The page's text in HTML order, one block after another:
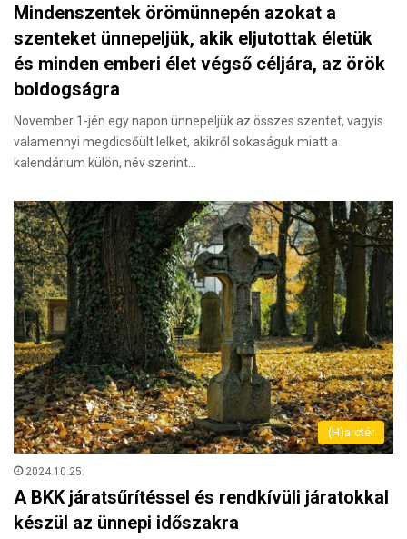
Mindenszentek örömünnepén azokat a
szenteket ünnepeljük, akik eljutottak életük
és minden emberi élet végső céljára, az örök
boldogságra
November 1-jén egy napon ünnepeljük az összes szentet, vagyis
valamennyi megdicsőült lelket, akikről sokaságuk miatt a
kalendárium külön, név szerint…
(H)arctér
2024.10.25.
A BKK járatsűrítéssel és rendkívüli járatokkal
készül az ünnepi időszakra